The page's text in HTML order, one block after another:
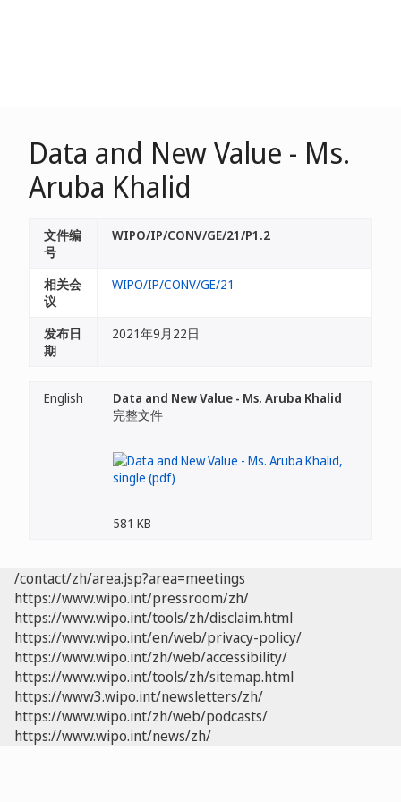
Data and New Value - Ms.
Aruba Khalid
文件编
号
WIPO/IP/CONV/GE/21/P1.2
相关会
议
WIPO/IP/CONV/GE/21
发布日
期
2021年9月22日
English
Data and New Value - Ms. Aruba Khalid
完整文件
581 KB
/contact/zh/area.jsp?area=meetings
https://www.wipo.int/pressroom/zh/
https://www.wipo.int/tools/zh/disclaim.html
https://www.wipo.int/en/web/privacy-policy/
https://www.wipo.int/zh/web/accessibility/
https://www.wipo.int/tools/zh/sitemap.html
https://www3.wipo.int/newsletters/zh/
https://www.wipo.int/zh/web/podcasts/
https://www.wipo.int/news/zh/